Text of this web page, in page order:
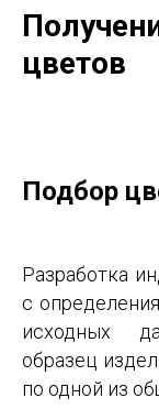
цветов
Подбор
Разработка
с
исходных
образец
по одной из